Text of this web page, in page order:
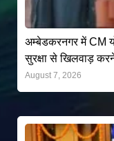
अम्बेडकरनगर में CM
सुरक्षा से खिलवाड़
August 7, 2026